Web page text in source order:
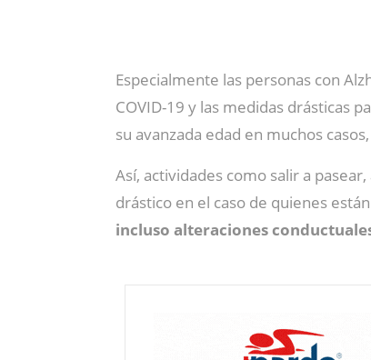
Especialmente las personas con
COVID-19 y las medidas drásticas
su avanzada edad en muchos
Así, actividades como salir a
drástico en el caso de quienes
incluso alteraciones